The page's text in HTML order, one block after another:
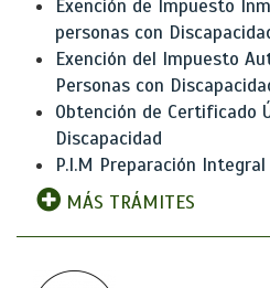
Exención de Impuesto
personas con
Exención del Impuesto
Personas con
Obtención de Certificado
Discapacidad
P.I.M Preparación
MÁS TRÁMITES